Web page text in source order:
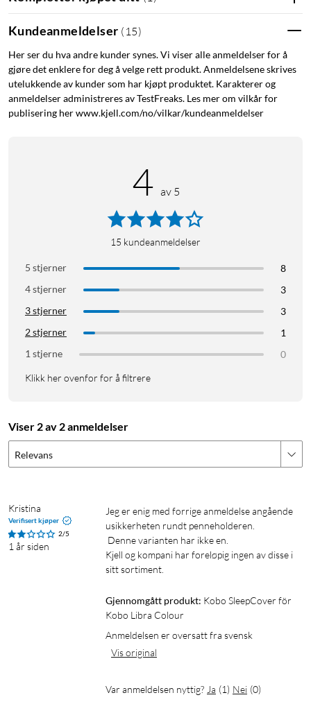
Kundeanmeldelser ( 15)
Her ser du hva andre kunder synes. Vi viser alle anmeldelser for å
gjøre det enklere for deg å velge rett produkt. Anmeldelsene skrives
utelukkende av kunder som har kjøpt produktet. Karakterer og
anmeldelser administreres av TestFreaks. Les mer om vilkår for
publisering her www.kjell.com/no/vilkar/kundeanmeldelser
4 av 5
15 kundeanmeldelser
5 stjerner
8
4 stjerner
3
3 stjerner
3
2 stjerner
1
1 stjerne
0
Klikk her ovenfor for å filtrere
Viser 2 av 2 anmeldelser
Relevans
Kristina
Verifisert kjøper
2/5
1 år siden
Jeg er enig med forrige anmeldelse angående
usikkerheten rundt penneholderen.
Kjell og kompani har foreløpig ingen av disse i
sitt sortiment.
Gjennomgått produkt: Kobo SleepCover för
Kobo Libra Colour
Anmeldelsen er oversatt fra svensk
Vis original
Var anmeldelsen nyttig? Ja (1) Nei (0)